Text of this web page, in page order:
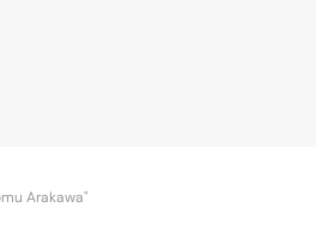
Arakawa"